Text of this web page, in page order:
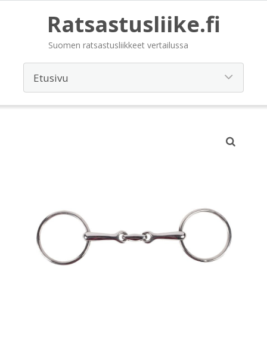
Ratsastusliike.fi
Suomen ratsastusliikkeet vertailussa